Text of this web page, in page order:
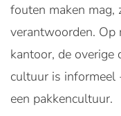
fouten maken mag,
verantwoorden. Op
kantoor, de overige
cultuur is informeel
een pakkencultuur.